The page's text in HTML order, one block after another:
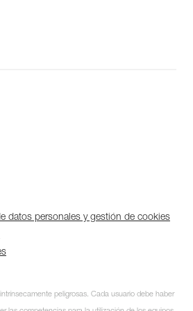
Suscríbase al boletín
datos personales y gestión de cookies
peligrosas. Cada usuario debe haber